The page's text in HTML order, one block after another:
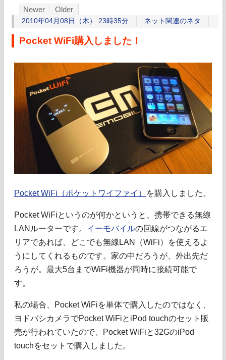
Newer Older
2010年04月08日（木） 23時35分 ネット関連のネタ
Pocket WiFi購入しました！
Pocket WiFi（ポケットワイファイ） を購入しました。
Pocket WiFiというのが何かというと、携帯できる無線
LANルーターです。 イーモバイルの回線がつながるエ
リアであれば、どこでも無線LAN（WiFi）を使えるよ
うにしてくれるものです。家の中だろうが、外出先だ
ろうが。最大5台までWiFi機器が同時に接続可能で
す。
私の場合、Pocket WiFiを単体で購入したのではなく、
ヨドバシカメラでPocket WiFiとiPod touchのセット販
売が行われていたので、Pocket WiFiと32GのiPod
touchをセットで購入しました。